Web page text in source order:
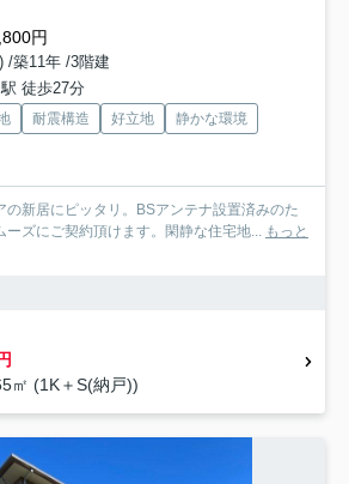
円
/築11年 /3階建
徒歩27分
耐震構造 好立地
静かな環境
の新居にピッタリ。BSアンテナ設置済みのた
ズにご契約頂けます。閑静な住宅地...
もっと
㎡ (1K＋S(納戸))